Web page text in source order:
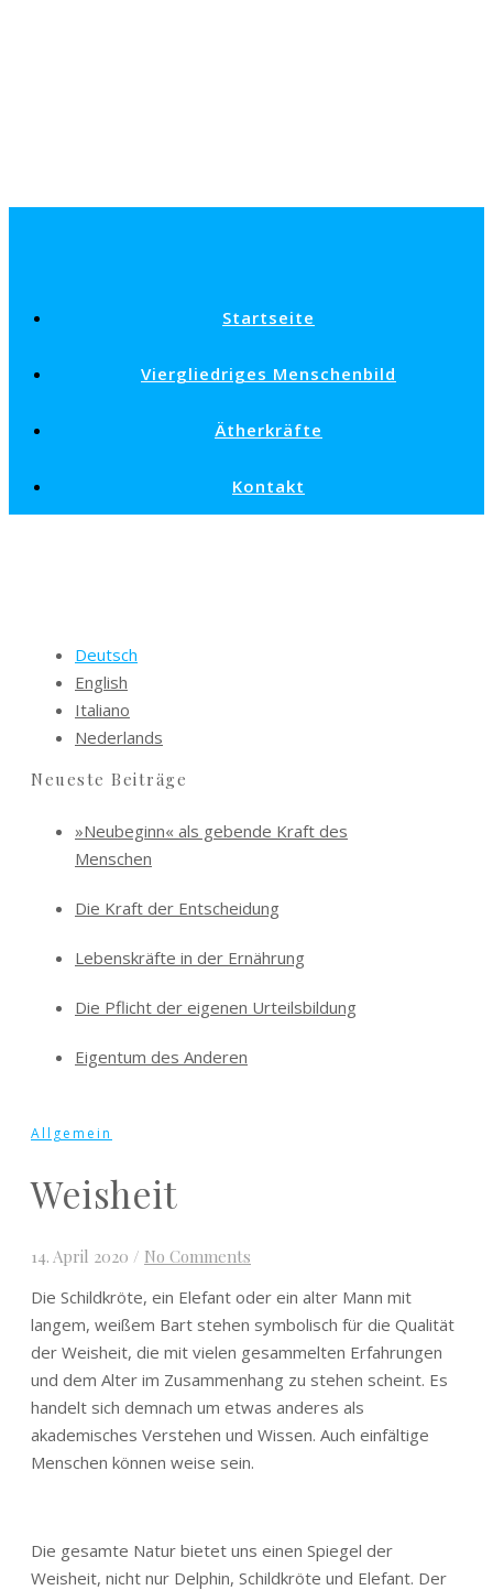
Startseite
Viergliedriges Menschenbild
Ätherkräfte
Kontakt
Deutsch
English
Italiano
Nederlands
Neueste Beiträge
»Neubeginn« als gebende Kraft des
Menschen
Die Kraft der Entscheidung
Lebenskräfte in der Ernährung
Die Pflicht der eigenen Urteilsbildung
Eigentum des Anderen
Allgemein
Weisheit
14. April 2020 / No Comments
Die Schildkröte, ein Elefant oder ein alter Mann mit
langem, weißem Bart stehen symbolisch für die Qualität
der Weisheit, die mit vielen gesammelten Erfahrungen
und dem Alter im Zusammenhang zu stehen scheint. Es
handelt sich demnach um etwas anderes als
akademisches Verstehen und Wissen. Auch einfältige
Menschen können weise sein.
Die gesamte Natur bietet uns einen Spiegel der
Weisheit, nicht nur Delphin, Schildkröte und Elefant. Der